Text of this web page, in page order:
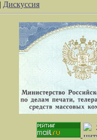
| Дискуссия